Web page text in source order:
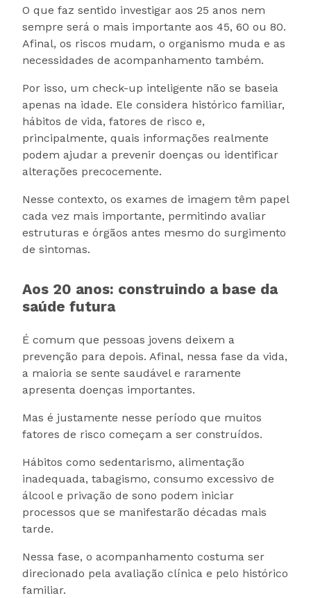
O que faz sentido investigar aos 25 anos nem
sempre será o mais importante aos 45, 60 ou 80.
Afinal, os riscos mudam, o organismo muda e as
necessidades de acompanhamento também.
Por isso, um check-up inteligente não se baseia
apenas na idade. Ele considera histórico familiar,
hábitos de vida, fatores de risco e,
principalmente, quais informações realmente
podem ajudar a prevenir doenças ou identificar
alterações precocemente.
Nesse contexto, os exames de imagem têm papel
cada vez mais importante, permitindo avaliar
estruturas e órgãos antes mesmo do surgimento
de sintomas.
Aos 20 anos: construindo a base da
saúde futura
É comum que pessoas jovens deixem a
prevenção para depois. Afinal, nessa fase da vida,
a maioria se sente saudável e raramente
apresenta doenças importantes.
Mas é justamente nesse período que muitos
fatores de risco começam a ser construídos.
Hábitos como sedentarismo, alimentação
inadequada, tabagismo, consumo excessivo de
álcool e privação de sono podem iniciar
processos que se manifestarão décadas mais
tarde.
Nessa fase, o acompanhamento costuma ser
direcionado pela avaliação clínica e pelo histórico
familiar.